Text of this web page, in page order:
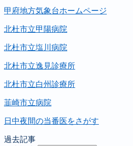
甲府地方気象台ホームページ
北杜市立甲陽病院
北杜市立塩川病院
北杜市立逸見診療所
北杜市立白州診療所
韮崎市立病院
日中夜間の当番医をさがす
過去記事